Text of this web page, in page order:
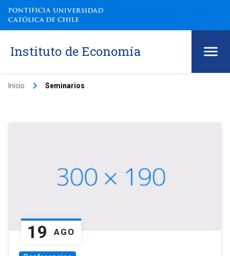
Instituto de Economía
Inicio keyboard_arrow_right Seminarios
19 AGO